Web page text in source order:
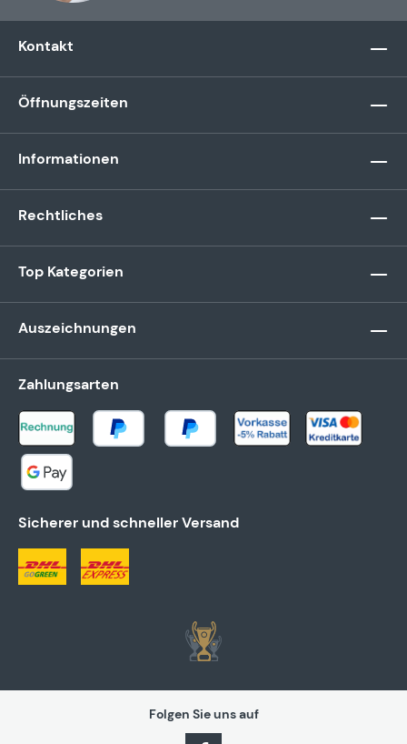
Kontakt
Öffnungszeiten
Informationen
Rechtliches
Top Kategorien
Auszeichnungen
Zahlungsarten
Sicherer und schneller Versand
Folgen Sie uns auf